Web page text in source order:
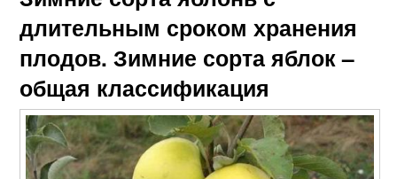
длительным сроком хранения
плодов. Зимние сорта яблок –
общая классификация